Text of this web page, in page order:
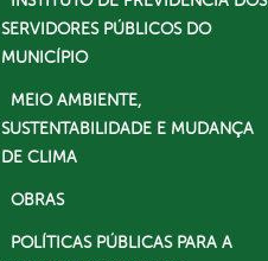
SERVIDORES PÚBLICOS DO
MUNICÍPIO
MEIO AMBIENTE,
SUSTENTABILIDADE E MUDANÇA
DE CLIMA
OBRAS
POLÍTICAS PÚBLICAS PARA A